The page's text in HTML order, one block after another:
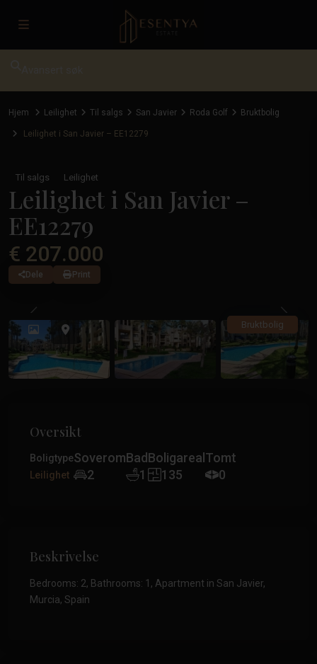
Hjem Leilighet Til salgs San Javier Roda Golf Bruktbolig
Leilighet i San Javier – EE12279
Til salgs Leilighet
Leilighet i San Javier –
EE12279
€ 207.000
Dele Print
Bruktbolig
Tidligere
Oversikt
Boligtype
Leilighet
Soverom
2
Bad
1
Boligareal
135
Tomt
0
Beskrivelse
Bedrooms: 2, Bathrooms: 1, Apartment in San Javier,
Murcia, Spain